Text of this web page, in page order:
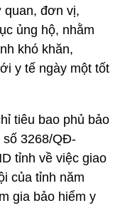
quan, đơn vị,
ủng hộ, nhằm
khó khăn,
y tế ngày một tốt
tiêu bao phủ bảo
số 3268/QĐ-
tỉnh về việc giao
của tỉnh năm
gia bảo hiểm y